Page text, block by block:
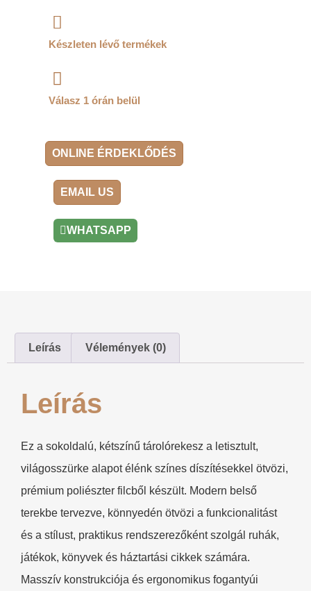
Készleten lévő termékek
Válasz 1 órán belül
ONLINE ÉRDEKLŐDÉS
EMAIL US
WHATSAPP
Leírás Vélemények (0)
Leírás
Ez a sokoldalú, kétszínű tárolórekesz a letisztult,
világosszürke alapot élénk színes díszítésekkel ötvözi,
prémium poliészter filcből készült. Modern belső
terekbe tervezve, könnyedén ötvözi a funkcionalitást
és a stílust, praktikus rendszerezőként szolgál ruhák,
játékok, könyvek és háztartási cikkek számára.
Masszív konstrukciója és ergonomikus fogantyúi